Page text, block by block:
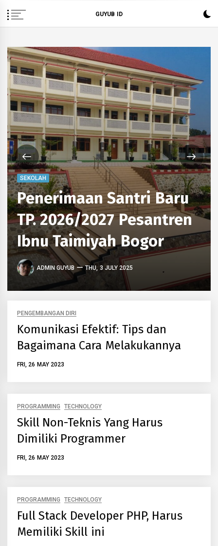
content
GUYUB ID
SEKOLAH
Penerimaan Santri Baru
TP. 2026/2027 Pesantren
Ibnu Taimiyah Bogor
ADMIN GUYUB THU, 3 JULY 2025
PENGEMBANGAN DIRI
Komunikasi Efektif: Tips dan
Bagaimana Cara Melakukannya
FRI, 26 MAY 2023
PROGRAMMING TECHNOLOGY
Skill Non-Teknis Yang Harus
Dimiliki Programmer
FRI, 26 MAY 2023
PROGRAMMING TECHNOLOGY
Full Stack Developer PHP, Harus
Memiliki Skill ini